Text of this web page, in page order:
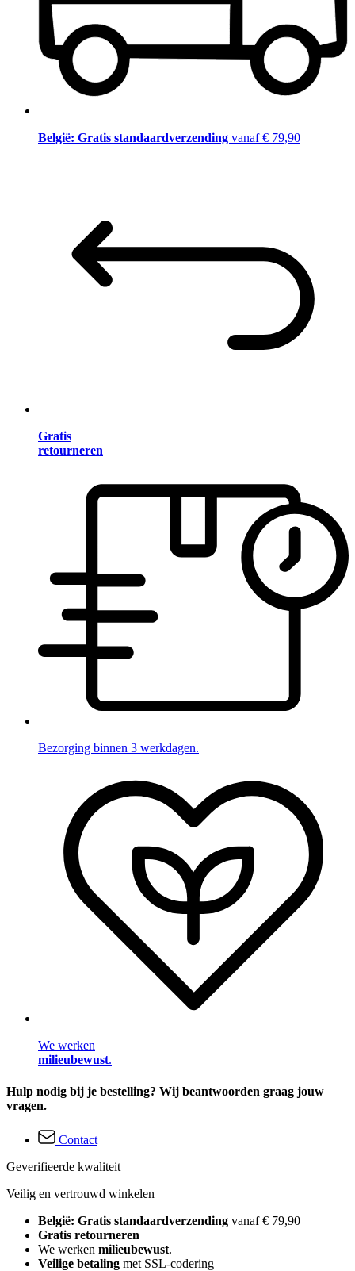
België: Gratis standaardverzending vanaf € 79,90
Gratis
retourneren
Bezorging binnen 3 werkdagen.
We werken
milieubewust.
Hulp nodig bij je bestelling? Wij beantwoorden graag jouw
vragen.
Contact
Geverifieerde kwaliteit
Veilig en vertrouwd winkelen
België: Gratis standaardverzending vanaf € 79,90
Gratis retourneren
We werken milieubewust.
Veilige betaling met SSL-codering